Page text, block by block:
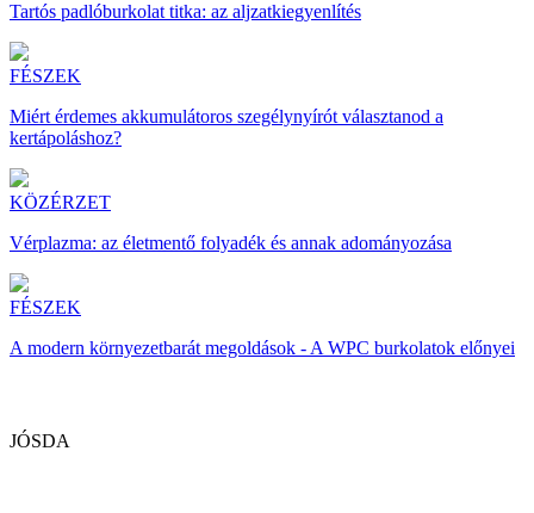
Tartós padlóburkolat titka: az aljzatkiegyenlítés
FÉSZEK
Miért érdemes akkumulátoros szegélynyírót választanod a
kertápoláshoz?
KÖZÉRZET
Vérplazma: az életmentő folyadék és annak adományozása
FÉSZEK
A modern környezetbarát megoldások - A WPC burkolatok előnyei
JÓSDA